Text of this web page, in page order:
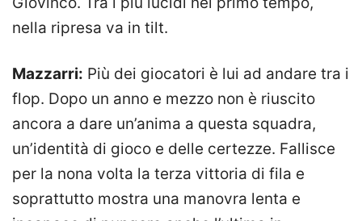
nella ripresa va in tilt.
Mazzarri: Più dei giocatori è lui ad andare tra i
flop. Dopo un anno e mezzo non è riuscito
ancora a dare un’anima a questa squadra,
un’identità di gioco e delle certezze. Fallisce
per la nona volta la terza vittoria di fila e
soprattutto mostra una manovra lenta e